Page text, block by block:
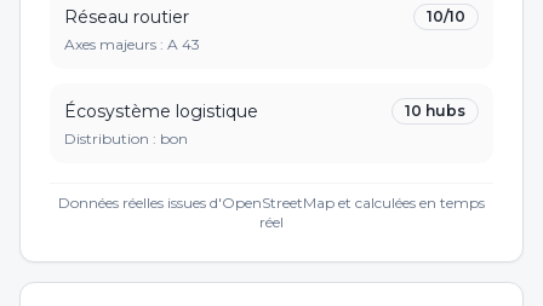
Réseau routier 10/10
Axes majeurs : A 43
Écosystème logistique 10 hubs
Distribution : bon
Données réelles issues d'OpenStreetMap et calculées en temps
réel